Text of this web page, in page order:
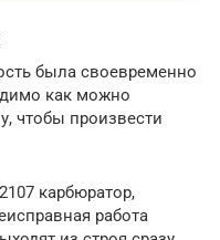
была своевременно
как можно
чтобы произвести
карбюратор,
работа